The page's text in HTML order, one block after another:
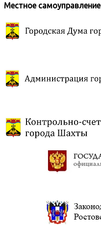
Местное самоуправление